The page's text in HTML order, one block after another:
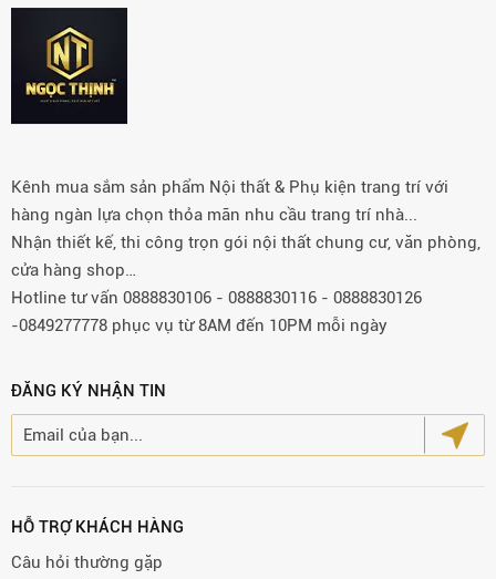
Kênh mua sắm sản phẩm Nội thất & Phụ kiện trang trí với
hàng ngàn lựa chọn thỏa mãn nhu cầu trang trí nhà...
Nhận thiết kế, thi công trọn gói nội thất chung cư, văn phòng,
cửa hàng shop…
Hotline tư vấn 0888830106 - 0888830116 - 0888830126
-0849277778 phục vụ từ 8AM đến 10PM mỗi ngày
ĐĂNG KÝ NHẬN TIN
HỖ TRỢ KHÁCH HÀNG
Câu hỏi thường gặp